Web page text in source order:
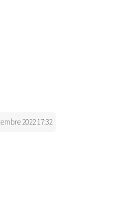
2022 17:32